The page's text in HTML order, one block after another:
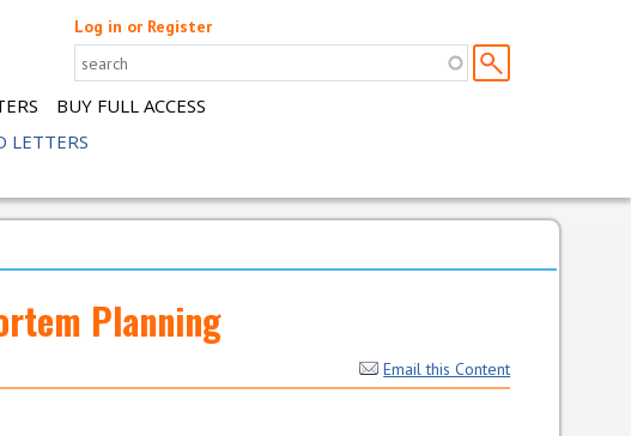
Log in or Register
BUY FULL ACCESS
LETTERS
Planning
Email this Content